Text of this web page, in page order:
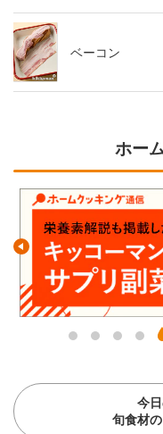
ベーコン
ホー
今
旬食材